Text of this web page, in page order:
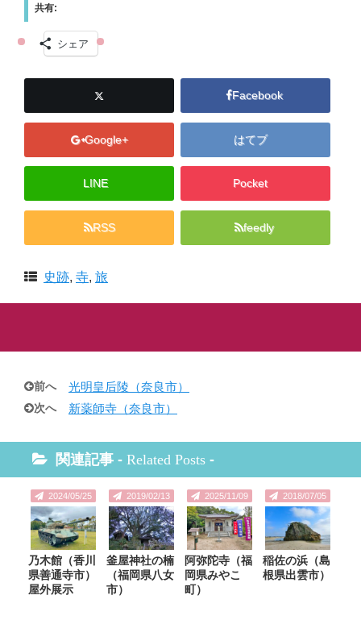
共有:
シェア
Facebook
Google+ はてブ
LINE Pocket
RSS feedly
史跡, 寺, 旅
前へ 光明皇后陵（奈良市）
次へ 新薬師寺（奈良市）
関連記事 - Related Posts -
2024/05/25
乃木館（香川
県善通寺市）
屋外展示
2019/02/13
釜屋神社の楠
（福岡県八女
市）
2025/11/09
阿弥陀寺（福
岡県みやこ
町）
2018/07/05
稲佐の浜（島
根県出雲市）